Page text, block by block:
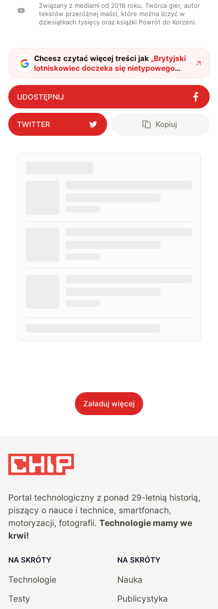
Związany z mediami od 2016 roku. Twórca gier, autor
tekstów przeróżnej maści, które można liczyć w
dziesiątkach tysięcy oraz książki Powrót do Korzeni.
Chcesz czytać więcej treści jak „Brytyjski
lotniskowiec doczeka się nietypowego
wsparcia. Mowa o wszechstronnych
odrzutowych Banshee"?
UDOSTĘPNIJ
TWITTER Kopiuj
Załaduj więcej
Portal technologiczny z ponad 29-letnią historią,
piszący o nauce i technice, smartfonach,
motoryzacji, fotografii. Technologie mamy we
krwi!
NA SKRÓTY
Technologie
Testy
NA SKRÓTY
Nauka
Publicystyka